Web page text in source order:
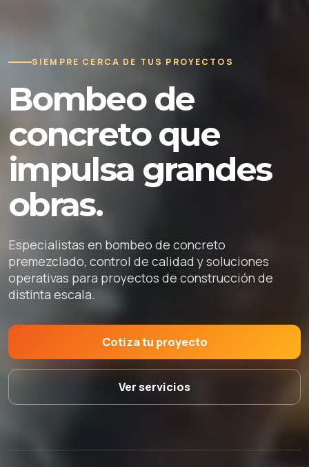
SIEMPRE CERCA DE TUS PROYECTOS
Bombeo de
concreto que
impulsa grandes
obras.
Especialistas en bombeo de concreto
premezclado, control de calidad y soluciones
operativas para proyectos de construcción de
distinta escala.
Cotiza tu proyecto
Ver servicios